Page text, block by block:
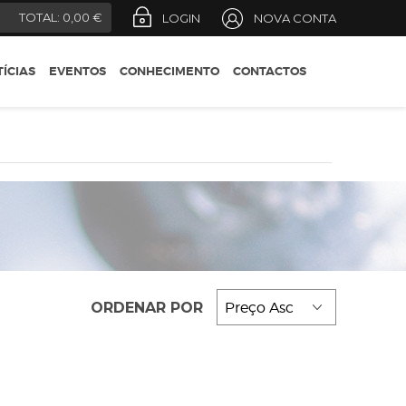
LOGIN NOVA CONTA
TOTAL: 0,00 €
EVENTOS CONHECIMENTO
REGIÕES
CONSELHOS DO
DESIGNAÇÕES OFICIAIS
CONTACTOS
ORDENAR POR